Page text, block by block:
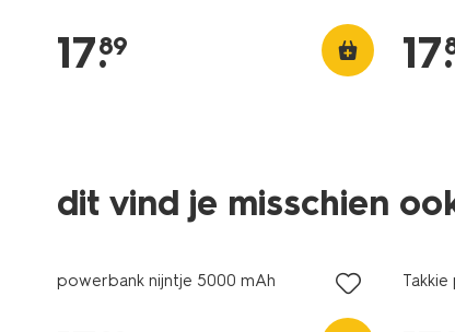
17.
89 17.
dit vind je misschien
powerbank nijntje 5000 mAh